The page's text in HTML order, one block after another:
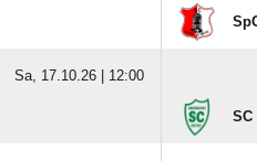
Sa, 17.10.26 | 12:00
SC